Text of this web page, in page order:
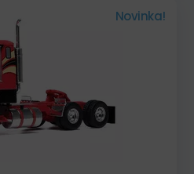
Novinka!